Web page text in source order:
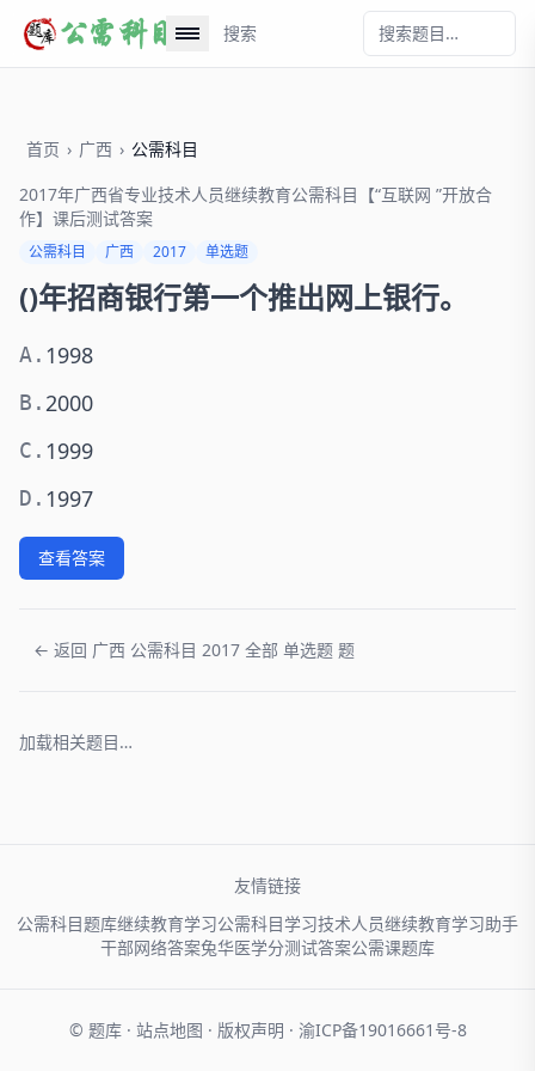
搜索
首页 › 广西 › 公需科目
2017年广西省专业技术人员继续教育公需科目【“互联网 ”开放合
作】课后测试答案
公需科目 广西 2017 单选题
()年招商银行第一个推出网上银行。
A. 1998
B.2000
C. 1999
D. 1997
查看答案
← 返回 广西 公需科目 2017 全部 单选题 题
加载相关题目…
友情链接
公需科目题库继续教育学习公需科目学习技术人员继续教育学习助手
干部网络答案兔华医学分测试答案公需课题库
© 题库 · 站点地图 · 版权声明 · 渝ICP备19016661号-8